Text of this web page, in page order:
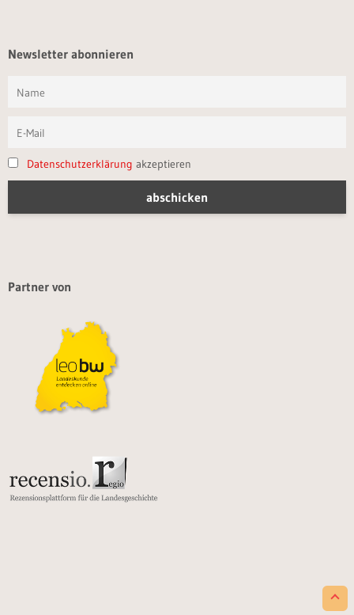
Newsletter abonnieren
Datenschutzerklärung akzeptieren
Partner von